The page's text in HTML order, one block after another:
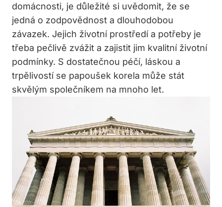
domácnosti, je důležité si uvědomit, že se
jedná o zodpovědnost a dlouhodobou
závazek. Jejich životní prostředí a potřeby je
třeba pečlivě zvážit a zajistit jim kvalitní životní
podmínky. S dostatečnou péčí, láskou a
trpělivostí se papoušek korela může stát
skvělým společníkem na mnoho let.